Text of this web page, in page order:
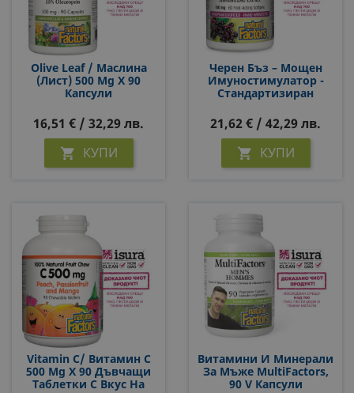
Olive Leaf / Маслина
(лист) 500 Mg Х 90
Капсули
16,51 € / 32,29 лв.
 КУПИ
Черен Бъз – Мощен
Имуностимулатор -
Стандартизиран
Софтгел Капсули С
Бързо Действие
21,62 € / 42,29 лв.
 КУПИ
Vitamin C/ Витамин С
500 Mg Х 90 Дъвчащи
Таблетки С Вкус На
Витамини И Минерали
За Мъже MultiFactors,
90 V Капсули